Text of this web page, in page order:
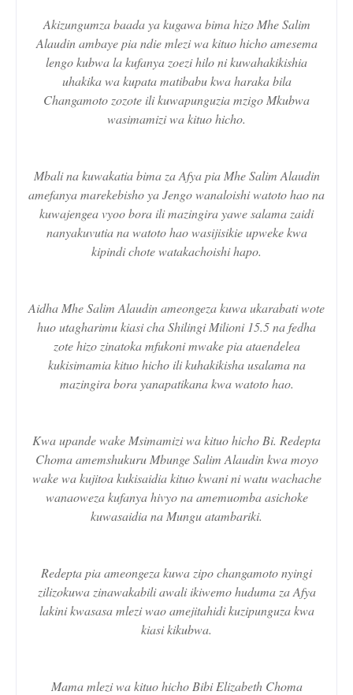
Akizungumza baada ya kugawa bima hizo Mhe Salim
Alaudin ambaye pia ndie mlezi wa kituo hicho amesema
lengo kubwa la kufanya zoezi hilo ni kuwahakikishia
uhakika wa kupata matibabu kwa haraka bila
Changamoto zozote ili kuwapunguzia mzigo Mkubwa
wasimamizi wa kituo hicho.
Mbali na kuwakatia bima za Afya pia Mhe Salim Alaudin
amefanya marekebisho ya Jengo wanaloishi watoto hao na
kuwajengea vyoo bora ili mazingira yawe salama zaidi
nanyakuvutia na watoto hao wasijisikie upweke kwa
kipindi chote watakachoishi hapo.
Aidha Mhe Salim Alaudin ameongeza kuwa ukarabati wote
huo utagharimu kiasi cha Shilingi Milioni 15.5 na fedha
zote hizo zinatoka mfukoni mwake pia ataendelea
kukisimamia kituo hicho ili kuhakikisha usalama na
mazingira bora yanapatikana kwa watoto hao.
Kwa upande wake Msimamizi wa kituo hicho Bi. Redepta
Choma amemshukuru Mbunge Salim Alaudin kwa moyo
wake wa kujitoa kukisaidia kituo kwani ni watu wachache
wanaoweza kufanya hivyo na amemuomba asichoke
kuwasaidia na Mungu atambariki.
Redepta pia ameongeza kuwa zipo changamoto nyingi
zilizokuwa zinawakabili awali ikiwemo huduma za Afya
lakini kwasasa mlezi wao amejitahidi kuzipunguza kwa
kiasi kikubwa.
Mama mlezi wa kituo hicho Bibi Elizabeth Choma